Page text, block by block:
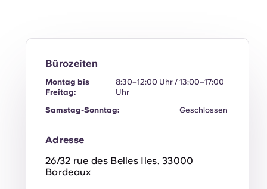
Bürozeiten
Montag bis
Freitag:
8:30–12:00 Uhr / 13:00–17:00
Uhr
Samstag-Sonntag:
Geschlossen
Adresse
26/32 rue des Belles Iles, 33000
Bordeaux